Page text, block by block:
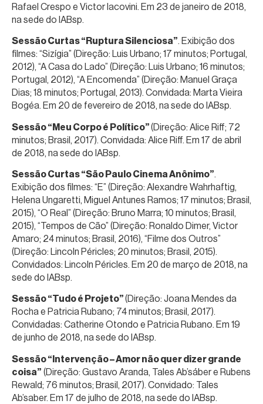
Rafael Crespo e Victor Iacovini. Em 23 de janeiro de 2018,
na sede do IABsp.
Sessão Curtas “Ruptura Silenciosa”. Exibição dos
filmes: “Sizígia” (Direção: Luis Urbano; 17 minutos; Portugal,
2012), “A Casa do Lado” (Direção: Luis Urbano; 16 minutos;
Portugal, 2012), “A Encomenda” (Direção: Manuel Graça
Dias; 18 minutos; Portugal, 2013). Convidada: Marta Vieira
Bogéa. Em 20 de fevereiro de 2018, na sede do IABsp.
Sessão “Meu Corpo é Político”(Direção: Alice Riff; 72
minutos; Brasil, 2017). Convidada: Alice Riff. Em 17 de abril
de 2018, na sede do IABsp.
Sessão Curtas “São Paulo Cinema Anônimo”.
Exibição dos filmes: “E” (Direção: Alexandre Wahrhaftig,
Helena Ungaretti, Miguel Antunes Ramos; 17 minutos; Brasil,
2015), “O Real” (Direção: Bruno Marra; 10 minutos; Brasil,
2015), “Tempos de Cão” (Direção: Ronaldo Dimer, Victor
Amaro; 24 minutos; Brasil, 2016), “Filme dos Outros”
(Direção: Lincoln Péricles; 20 minutos; Brasil, 2015).
Convidados: Lincoln Péricles. Em 20 de março de 2018, na
sede do IABsp.
Sessão “Tudo é Projeto”(Direção: Joana Mendes da
Rocha e Patricia Rubano; 74 minutos; Brasil, 2017).
Convidadas: Catherine Otondo e Patricia Rubano. Em 19
de junho de 2018, na sede do IABsp.
Sessão “Intervenção – Amor não quer dizer grande
coisa” (Direção: Gustavo Aranda, Tales Ab’sáber e Rubens
Rewald; 76 minutos; Brasil, 2017). Convidado: Tales
Ab’saber. Em 17 de julho de 2018, na sede do IABsp.